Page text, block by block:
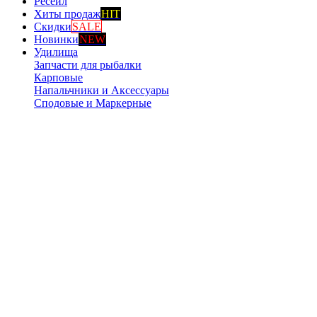
Хиты продажHIT
СкидкиSALE
НовинкиNEW
Удилища
Запчасти для рыбалки
Карповые
Напальчники и Аксессуары
Сподовые и Маркерные